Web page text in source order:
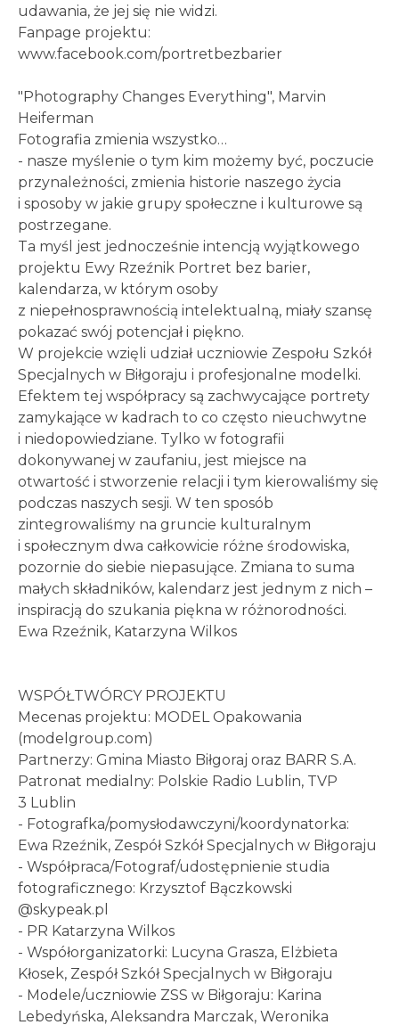
udawania, że jej się nie widzi.
Fanpage projektu:
www.facebook.com/portretbezbarier
"Photography Changes Everything", Marvin
Heiferman
Fotografia zmienia wszystko…
- nasze myślenie o tym kim możemy być, poczucie
przynależności, zmienia historie naszego życia
i sposoby w jakie grupy społeczne i kulturowe są
postrzegane.
Ta myśl jest jednocześnie intencją wyjątkowego
projektu Ewy Rzeźnik Portret bez barier,
kalendarza, w którym osoby
z niepełnosprawnością intelektualną, miały szansę
pokazać swój potencjał i piękno.
W projekcie wzięli udział uczniowie Zespołu Szkół
Specjalnych w Biłgoraju i profesjonalne modelki.
Efektem tej współpracy są zachwycające portrety
zamykające w kadrach to co często nieuchwytne
i niedopowiedziane. Tylko w fotografii
dokonywanej w zaufaniu, jest miejsce na
otwartość i stworzenie relacji i tym kierowaliśmy się
podczas naszych sesji. W ten sposób
zintegrowaliśmy na gruncie kulturalnym
i społecznym dwa całkowicie różne środowiska,
pozornie do siebie niepasujące. Zmiana to suma
małych składników, kalendarz jest jednym z nich –
inspiracją do szukania piękna w różnorodności.
Ewa Rzeźnik, Katarzyna Wilkos
WSPÓŁTWÓRCY PROJEKTU
Mecenas projektu: MODEL Opakowania
(modelgroup.com)
Partnerzy: Gmina Miasto Biłgoraj oraz BARR S.A.
Patronat medialny: Polskie Radio Lublin, TVP
3 Lublin
- Fotografka/pomysłodawczyni/koordynatorka:
Ewa Rzeźnik, Zespół Szkół Specjalnych w Biłgoraju
- Współpraca/Fotograf/udostępnienie studia
fotograficznego: Krzysztof Bączkowski
@skypeak.pl
- PR Katarzyna Wilkos
- Współorganizatorki: Lucyna Grasza, Elżbieta
Kłosek, Zespół Szkół Specjalnych w Biłgoraju
- Modele/uczniowie ZSS w Biłgoraju: Karina
Lebedyńska, Aleksandra Marczak, Weronika